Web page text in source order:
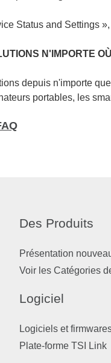
Status and Settings
N'IMPORTE
depuis n'importe
portables, les
Des Produits
Présentation
Voir les Catégories
Logiciel
Logiciels et
Plate-forme TSI Link